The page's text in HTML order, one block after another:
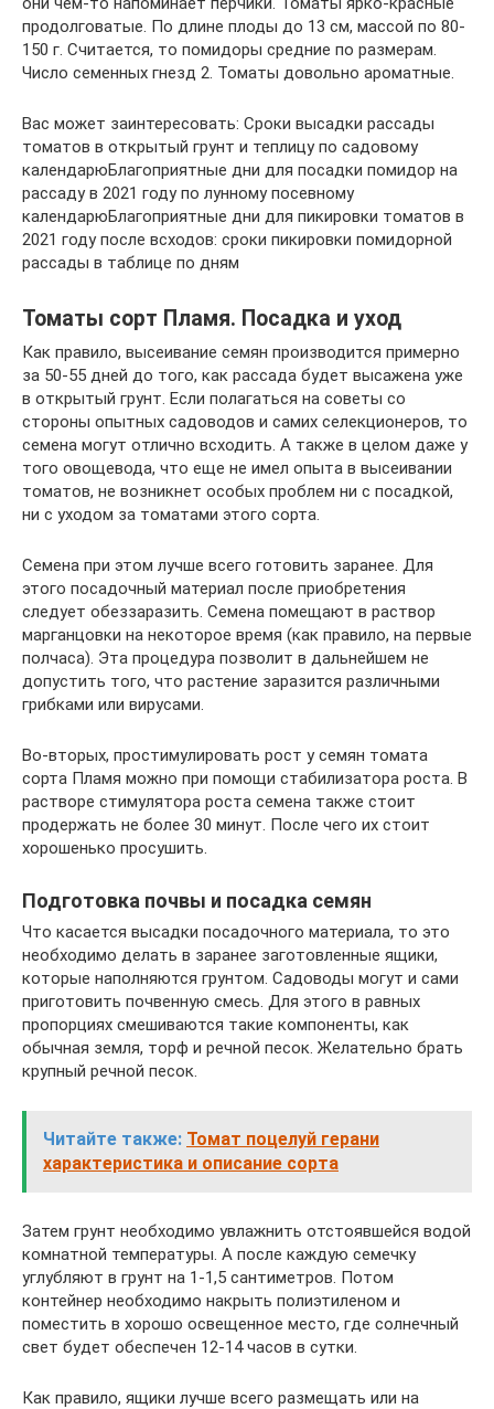
продолговатые. По длине плоды до 13 см, массой по 80-
150 г. Считается, то помидоры средние по размерам.
Число семенных гнезд 2. Томаты довольно ароматные.
Вас может заинтересовать: Сроки высадки рассады
томатов в открытый грунт и теплицу по садовому
календарюБлагоприятные дни для посадки помидор на
рассаду в 2021 году по лунному посевному
календарюБлагоприятные дни для пикировки томатов в
2021 году после всходов: сроки пикировки помидорной
рассады в таблице по дням
Томаты сорт Пламя. Посадка и уход
Как правило, высеивание семян производится примерно
за 50-55 дней до того, как рассада будет высажена уже
в открытый грунт. Если полагаться на советы со
стороны опытных садоводов и самих селекционеров, то
семена могут отлично всходить. А также в целом даже у
того овощевода, что еще не имел опыта в высеивании
томатов, не возникнет особых проблем ни с посадкой,
ни с уходом за томатами этого сорта.
Семена при этом лучше всего готовить заранее. Для
этого посадочный материал после приобретения
следует обеззаразить. Семена помещают в раствор
марганцовки на некоторое время (как правило, на первые
полчаса). Эта процедура позволит в дальнейшем не
допустить того, что растение заразится различными
грибками или вирусами.
Во-вторых, простимулировать рост у семян томата
сорта Пламя можно при помощи стабилизатора роста. В
растворе стимулятора роста семена также стоит
продержать не более 30 минут. После чего их стоит
хорошенько просушить.
Подготовка почвы и посадка семян
Что касается высадки посадочного материала, то это
необходимо делать в заранее заготовленные ящики,
которые наполняются грунтом. Садоводы могут и сами
приготовить почвенную смесь. Для этого в равных
пропорциях смешиваются такие компоненты, как
обычная земля, торф и речной песок. Желательно брать
крупный речной песок.
Читайте также: Томат поцелуй герани
характеристика и описание сорта
Затем грунт необходимо увлажнить отстоявшейся водой
комнатной температуры. А после каждую семечку
углубляют в грунт на 1-1,5 сантиметров. Потом
контейнер необходимо накрыть полиэтиленом и
поместить в хорошо освещенное место, где солнечный
свет будет обеспечен 12-14 часов в сутки.
Как правило, ящики лучше всего размещать или на